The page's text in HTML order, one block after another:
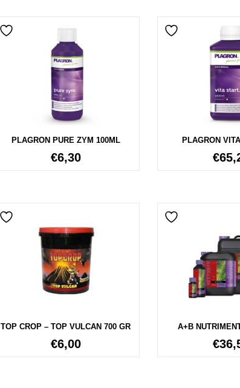
PLAGRON PURE ZYM 100ML
€6,30
PLAGRON
€
TOP CROP – TOP VULCAN 700 GR
€6,00
A+B
€